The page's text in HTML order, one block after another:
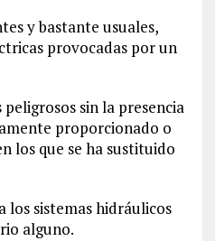
y bastante usuales,
provocadas por un
sin la presencia
proporcionado o
los que se ha sustituido
los sistemas hidráulicos
alguno.